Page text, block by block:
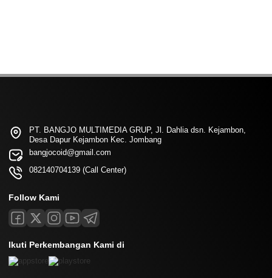
PT. BANGJO MULTIMEDIA GRUP, Jl. Dahlia dsn. Kejambon,
Desa Dapur Kejambon Kec. Jombang
bangjocoid@gmail.com
082140704139 (Call Center)
Follow Kami
Ikuti Perkembangan Kami di